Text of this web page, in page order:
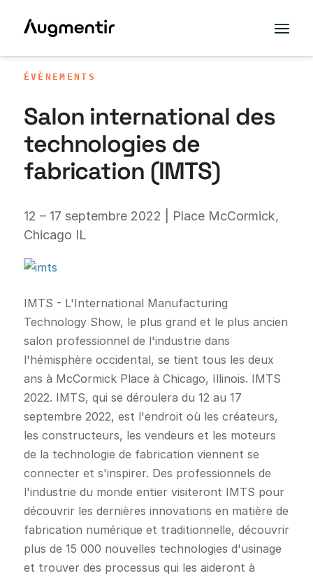
ÉVÈNEMENTS
Salon international des
technologies de
fabrication (IMTS)
12 – 17 septembre 2022 | Place McCormick,
Chicago IL
IMTS - L'International Manufacturing
Technology Show, le plus grand et le plus ancien
salon professionnel de l'industrie dans
l'hémisphère occidental, se tient tous les deux
ans à McCormick Place à Chicago, Illinois. IMTS
2022. IMTS, qui se déroulera du 12 au 17
septembre 2022, est l'endroit où les créateurs,
les constructeurs, les vendeurs et les moteurs
de la technologie de fabrication viennent se
connecter et s'inspirer. Des professionnels de
l'industrie du monde entier visiteront IMTS pour
découvrir les dernières innovations en matière de
fabrication numérique et traditionnelle, découvrir
plus de 15 000 nouvelles technologies d'usinage
et trouver des processus qui les aideront à